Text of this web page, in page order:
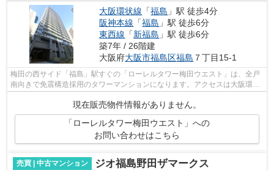
大阪環状線 「福島 」駅 徒歩4分
阪神本線 「福島 」駅 徒歩6分
東西線 「新福島 」駅 徒歩6分
築7年 / 26階建
大阪府大阪市福島区福島 ７丁目15-1
梅田の西サイド「福島」駅すぐの「ローレルタワー梅田ウエスト」は、全戸
南向きで免震構造採用のタワーマンションになります。アクセスは大阪環状
現在販売物件情報がありません。
「ローレルタワー梅田ウエスト」への
お問い合わせはこちら
売買 | 中古マンション ジオ福島野田ザマークス